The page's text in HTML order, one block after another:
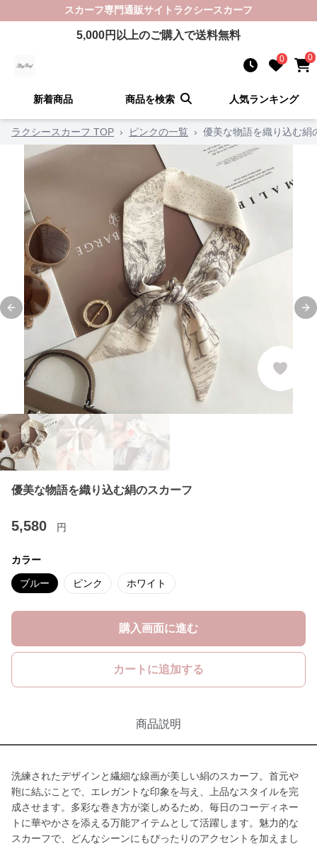
スカーフ専門通販サイト ラクシースカーフ
5,000円以上のご購入で送料無料
0 0
新着商品 商品を検索 人気ランキング
ラクシースカーフ TOP › ピンクの一覧 › 優美な物語を織り込む絹
Previous slide
優美な物語を織り込む絹のスカーフ
5,580 円
カラー
ブルー ピンク ホワイト
購入画面に進む
カートに追加する
商品説明
洗練されたデザインと繊細な線画が美しい絹のスカーフ。首元や
鞄に結ぶことで、エレガントな印象を与え、上品なスタイルを完
成させます。多彩な巻き方が楽しめるため、毎日のコーディネー
トに華やかさを添える万能アイテムとして活躍します。魅力的な
スカーフで、どんなシーンにもぴったりのアクセントを加えまし